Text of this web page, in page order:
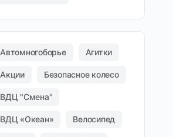
Автомногоборье Агитки
Акции Безопасное колесо
ВДЦ "Смена"
ВДЦ «Океан» Велосипед